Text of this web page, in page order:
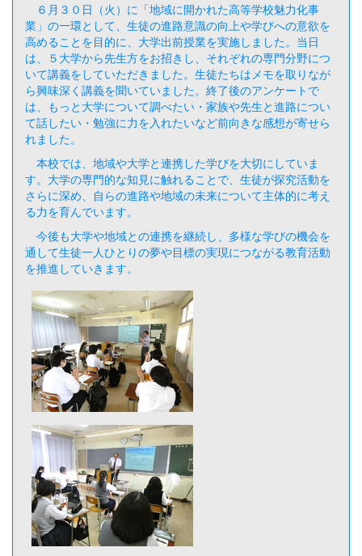
６月３０日（火）に「地域に開かれた高等学校魅力化事
業」の一環として、生徒の進路意識の向上や学びへの意欲を
高めることを目的に、大学出前授業を実施しました。当日
は、５大学から先生方をお招きし、それぞれの専門分野につ
いて講義をしていただきました。生徒たちはメモを取りなが
ら興味深く講義を聞いていました。終了後のアンケートで
は、もっと大学について調べたい・家族や先生と進路につい
て話したい・勉強に力を入れたいなど前向きな感想が寄せら
れました。
本校では、地域や大学と連携した学びを大切にしていま
す。大学の専門的な知見に触れることで、生徒が探究活動を
さらに深め、自らの進路や地域の未来について主体的に考え
る力を育んでいます。
今後も大学や地域との連携を継続し、多様な学びの機会を
通して生徒一人ひとりの夢や目標の実現につながる教育活動
を推進していきます。